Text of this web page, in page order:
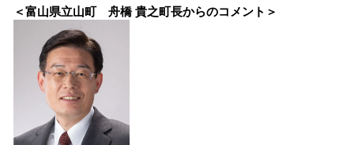
＜富山県立山町 舟橋 貴之町長からのコメント＞